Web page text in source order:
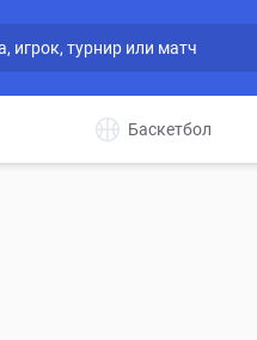
Баскетбол